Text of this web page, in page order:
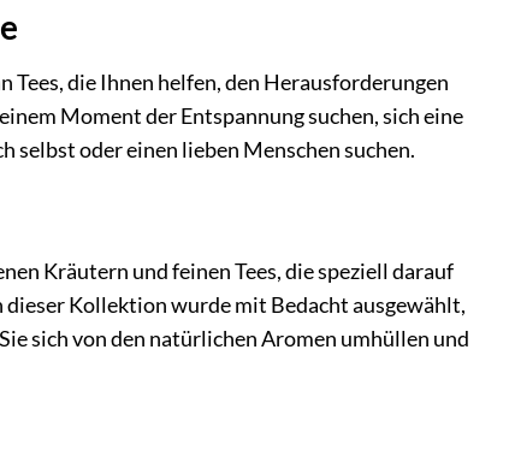
Tees, die Ihnen helfen, den Herausforderungen
Moment der Entspannung suchen, sich eine
selbst oder einen lieben Menschen suchen.
Kräutern und feinen Tees, die speziell darauf
dieser Kollektion wurde mit Bedacht ausgewählt,
sich von den natürlichen Aromen umhüllen und